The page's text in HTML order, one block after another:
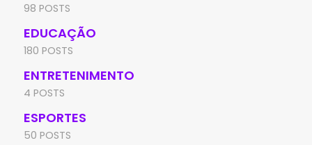
98 POSTS
EDUCAÇÃO
180 POSTS
ENTRETENIMENTO
4 POSTS
ESPORTES
50 POSTS